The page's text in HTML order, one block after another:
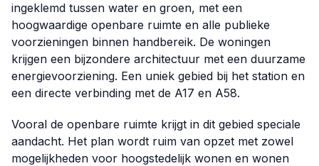
ingeklemd tussen water en groen, met een
hoogwaardige openbare ruimte en alle publieke
voorzieningen binnen handbereik. De woningen
krijgen een bijzondere architectuur met een duurzame
energievoorziening. Een uniek gebied bij het station en
een directe verbinding met de A17 en A58.
Vooral de openbare ruimte krijgt in dit gebied speciale
aandacht. Het plan wordt ruim van opzet met zowel
mogelijkheden voor hoogstedelijk wonen en wonen